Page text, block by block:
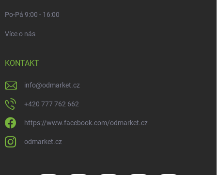
Po-Pá 9:00 - 16:00
Více o nás
KONTAKT
info@odmarket.cz
+420 777 762 662
https://www.facebook.com/odmarket.cz
odmarket.cz